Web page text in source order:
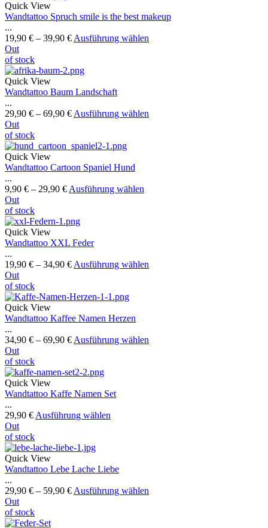
Quick View
Wandtattoo Spruch smile is the best makeup
...
19,90 € – 39,90 € Ausführung wählen
Out
of stock
Quick View
Wandtattoo Baum Landschaft
...
29,90 € – 69,90 € Ausführung wählen
Out
of stock
Quick View
Wandtattoo Cartoon Spaniel Hund
...
9,90 € – 29,90 € Ausführung wählen
Out
of stock
Quick View
Wandtattoo XXL Feder
...
19,90 € – 34,90 € Ausführung wählen
Out
of stock
Quick View
Wandtattoo Kaffee Namen Herzen
...
34,90 € – 69,90 € Ausführung wählen
Out
of stock
Quick View
Wandtattoo Kaffe Namen Set
...
29,90 € Ausführung wählen
Out
of stock
Quick View
Wandtattoo Lebe Lache Liebe
...
29,90 € – 59,90 € Ausführung wählen
Out
of stock